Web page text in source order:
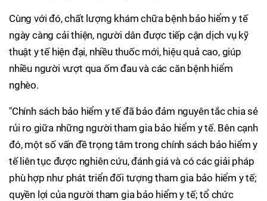
Cùng với đó, chất lượng khám chữa bệnh bảo hiểm y tế
ngày càng cải thiện, người dân được tiếp cận dịch vụ kỹ
thuật y tế hiện đại, nhiều thuốc mới, hiệu quả cao, giúp
nhiều người vượt qua ốm đau và các căn bệnh hiểm
nghèo.
"Chính sách bảo hiểm y tế đã bảo đảm nguyên tắc chia sẻ
rủi ro giữa những người tham gia bảo hiểm y tế. Bên cạnh
đó, một số vấn đề trọng tâm trong chính sách bảo hiểm y
tế liên tục được nghiên cứu, đánh giá và có các giải pháp
phù hợp như phát triển đối tượng tham gia bảo hiểm y tế;
quyền lợi của người tham gia bảo hiểm y tế; tổ chức